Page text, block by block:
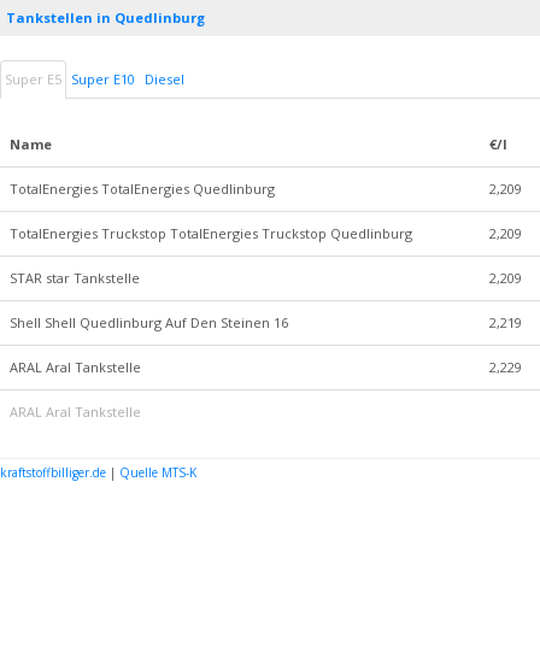
Tankstellen in Quedlinburg
Super E5 Super E10 Diesel
Name €/l
TotalEnergies TotalEnergies Quedlinburg 2,209
TotalEnergies Truckstop TotalEnergies Truckstop Quedlinburg 2,209
STAR star Tankstelle 2,209
Shell Shell Quedlinburg Auf Den Steinen 16 2,219
ARAL Aral Tankstelle 2,229
ARAL Aral Tankstelle
kraftstoffbilliger.de | Quelle MTS-K